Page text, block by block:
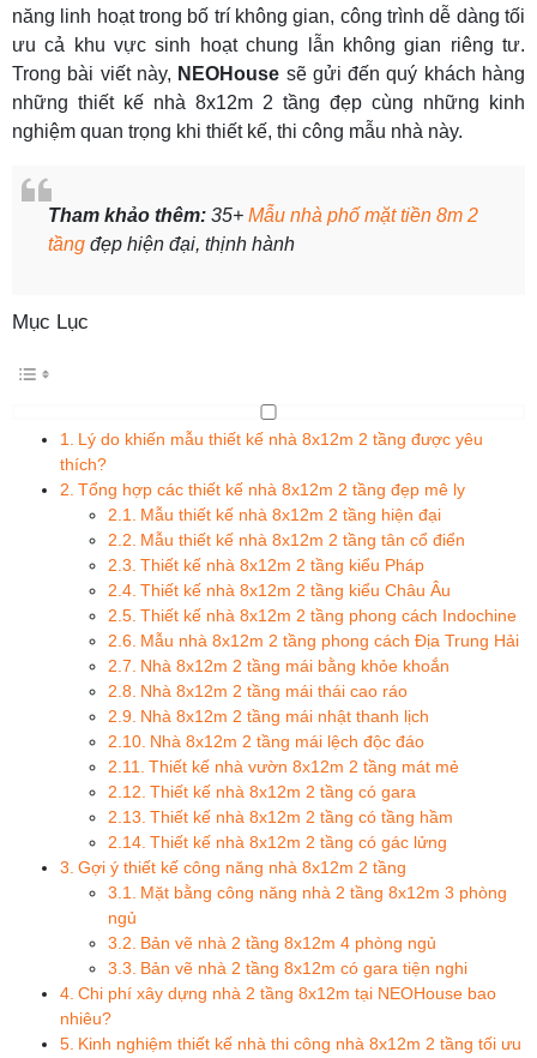
năng linh hoạt trong bố trí không gian, công trình dễ dàng tối
ưu cả khu vực sinh hoạt chung lẫn không gian riêng tư.
Trong bài viết này, NEOHouse sẽ gửi đến quý khách hàng
những thiết kế nhà 8x12m 2 tầng đẹp cùng những kinh
nghiệm quan trọng khi thiết kế, thi công mẫu nhà này.
Tham khảo thêm: 35+ Mẫu nhà phố mặt tiền 8m 2
tầng đẹp hiện đại, thịnh hành
Mục Lục
Lý do khiến mẫu thiết kế nhà 8x12m 2 tầng được yêu
thích?
Tổng hợp các thiết kế nhà 8x12m 2 tầng đẹp mê ly
Mẫu thiết kế nhà 8x12m 2 tầng hiện đại
Mẫu thiết kế nhà 8x12m 2 tầng tân cổ điển
Thiết kế nhà 8x12m 2 tầng kiểu Pháp
Thiết kế nhà 8x12m 2 tầng kiểu Châu Âu
Thiết kế nhà 8x12m 2 tầng phong cách Indochine
Mẫu nhà 8x12m 2 tầng phong cách Địa Trung Hải
Nhà 8x12m 2 tầng mái bằng khỏe khoắn
Nhà 8x12m 2 tầng mái thái cao ráo
Nhà 8x12m 2 tầng mái nhật thanh lịch
Nhà 8x12m 2 tầng mái lệch độc đáo
Thiết kế nhà vườn 8x12m 2 tầng mát mẻ
Thiết kế nhà 8x12m 2 tầng có gara
Thiết kế nhà 8x12m 2 tầng có tầng hầm
Thiết kế nhà 8x12m 2 tầng có gác lửng
Gợi ý thiết kế công năng nhà 8x12m 2 tầng
Mặt bằng công năng nhà 2 tầng 8x12m 3 phòng
ngủ
Bản vẽ nhà 2 tầng 8x12m 4 phòng ngủ
Bản vẽ nhà 2 tầng 8x12m có gara tiện nghi
Chi phí xây dựng nhà 2 tầng 8x12m tại NEOHouse bao
nhiêu?
Kinh nghiệm thiết kế nhà thi công nhà 8x12m 2 tầng tối ưu